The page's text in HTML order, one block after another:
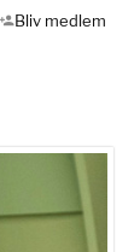
Bliv medlem